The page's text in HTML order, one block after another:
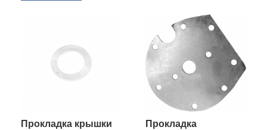
Прокладка крышки
Прокладка